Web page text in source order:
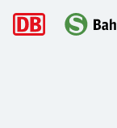
Hauptnavigation